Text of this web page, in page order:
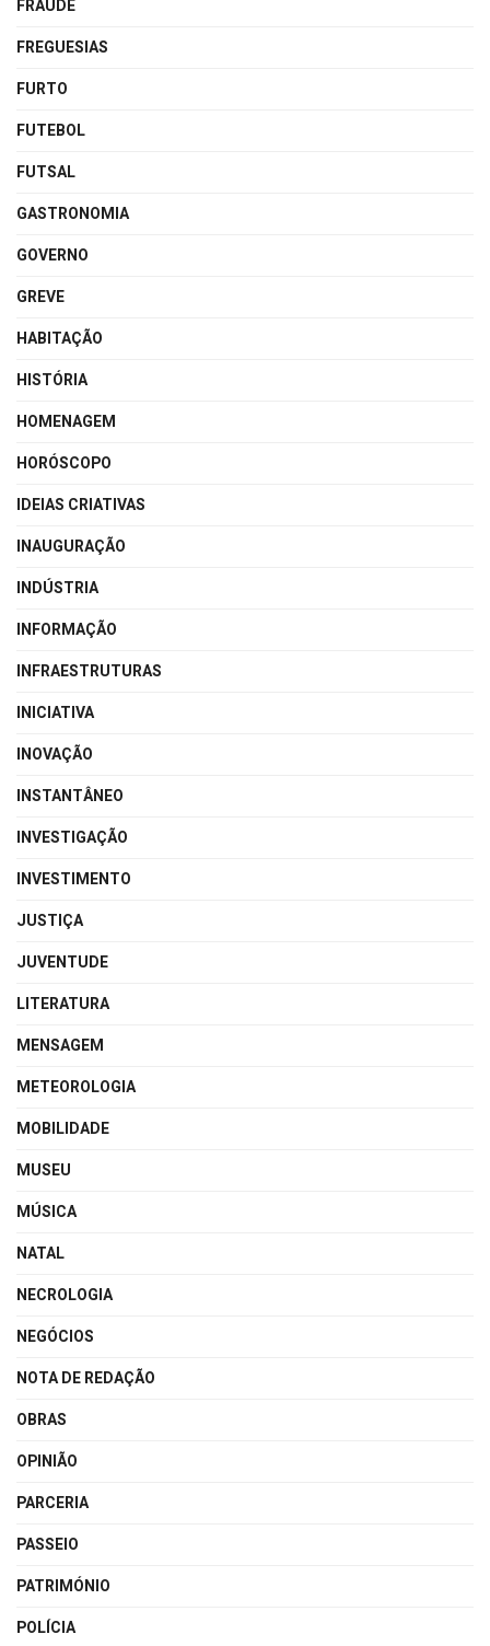
FRAUDE
FREGUESIAS
FURTO
FUTEBOL
FUTSAL
GASTRONOMIA
GOVERNO
GREVE
HABITAÇÃO
HISTÓRIA
HOMENAGEM
HORÓSCOPO
IDEIAS CRIATIVAS
INAUGURAÇÃO
INDÚSTRIA
INFORMAÇÃO
INFRAESTRUTURAS
INICIATIVA
INOVAÇÃO
INSTANTÂNEO
INVESTIGAÇÃO
INVESTIMENTO
JUSTIÇA
JUVENTUDE
LITERATURA
MENSAGEM
METEOROLOGIA
MOBILIDADE
MUSEU
MÚSICA
NATAL
NECROLOGIA
NEGÓCIOS
NOTA DE REDAÇÃO
OBRAS
OPINIÃO
PARCERIA
PASSEIO
PATRIMÓNIO
POLÍCIA